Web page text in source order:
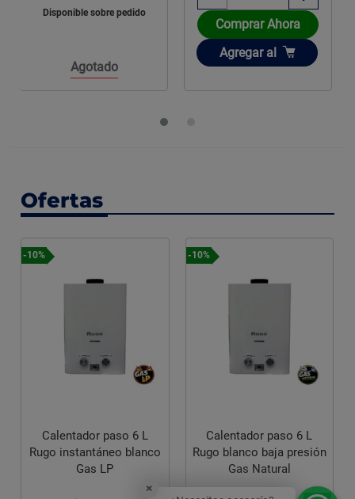
Disponible sobre pedido
Agotado
Comprar Ahora
Añadir
Agregar al
Ofertas
paso 6 L
blanco
Calentador paso 6 L
Rugo blanco baja presión
Calentador
Calorex
Servicio Gas
×